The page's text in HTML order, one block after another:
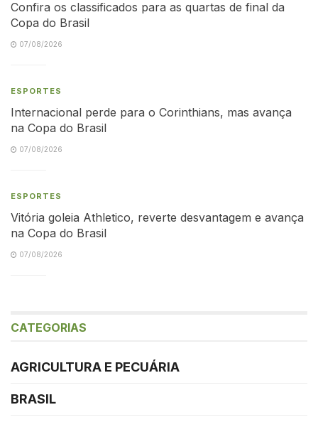
Confira os classificados para as quartas de final da
Copa do Brasil
07/08/2026
ESPORTES
Internacional perde para o Corinthians, mas avança
na Copa do Brasil
07/08/2026
ESPORTES
Vitória goleia Athletico, reverte desvantagem e avança
na Copa do Brasil
07/08/2026
CATEGORIAS
AGRICULTURA E PECUÁRIA
BRASIL